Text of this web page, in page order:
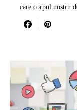
care corpul nostru